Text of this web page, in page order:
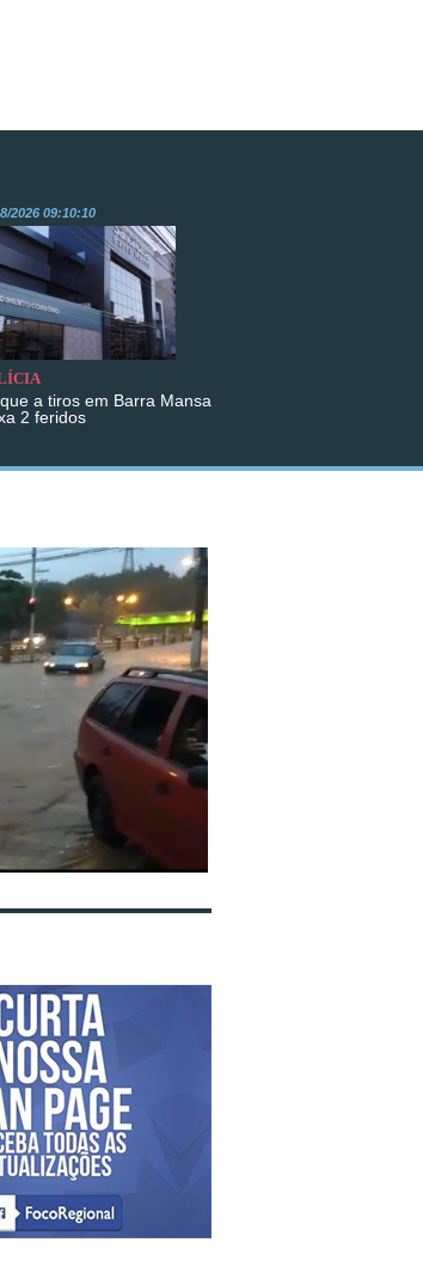
2026 09:10:10
a tiros em Barra Mansa
2 feridos